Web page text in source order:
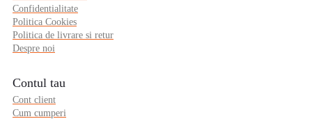
Confidentialitate
Politica Cookies
Politica de livrare si retur
Despre noi
Contul tau
Cont client
Cum cumperi